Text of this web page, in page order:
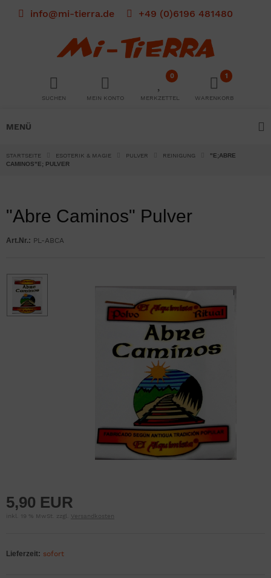
info@mi-tierra.de +49 (0)6196 481480
SUCHEN MEIN KONTO
0
MERKZETTEL
1
WARENKORB
MENÜ
STARTSEITE ESOTERIK & MAGIE PULVER REINIGUNG
"E;ABRE
CAMINOS"E; PULVER
"Abre Caminos" Pulver
Art.Nr.: PL-ABCA
5,90 EUR
inkl. 19 % MwSt. zzgl. Versandkosten
Lieferzeit: sofort